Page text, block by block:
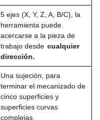
5 ejes (X, Y, Z, A, B/C), la
herramienta puede
acercarse a la pieza de
trabajo desde cualquier
dirección.
Una sujeción, para
terminar el mecanizado de
cinco superficies y
superficies curvas
complejas.